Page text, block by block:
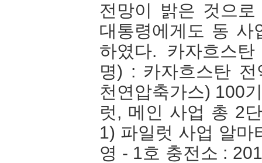
전망이 밝은 것으
대통령에게도 동 사
하였다. 카자흐스
명) : 카자흐스탄
천연압축가스) 100
럿, 메인 사업 총 2
1) 파일럿 사업 알
영 - 1호 충전소 :